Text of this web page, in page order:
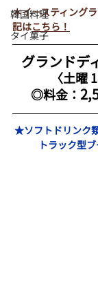
韓国料理
タイ菓子
＊イースティング
記はこちら！
グランドデ
〈土曜
◎料金：
★ソフトドリンク
トラック型